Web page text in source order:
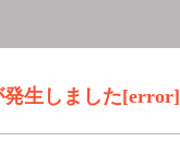
生しました[error]